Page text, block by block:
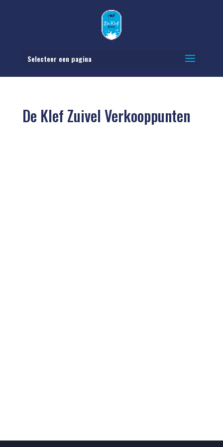
Selecteer een pagina
De Klef Zuivel Verkooppunten